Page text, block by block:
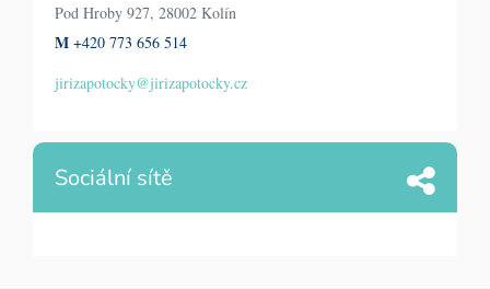
Pod Hroby 927, 28002 Kolín
M +420 773 656 514
jirizapotocky@jirizapotocky.cz
Sociální sítě